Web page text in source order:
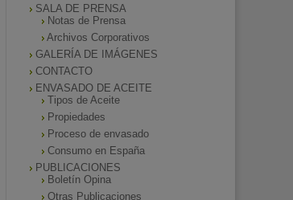
SALA DE PRENSA
Notas de Prensa
Archivos Corporativos
GALERÍA DE IMÁGENES
CONTACTO
ENVASADO DE ACEITE
Tipos de Aceite
Propiedades
Proceso de envasado
Consumo en España
PUBLICACIONES
Boletín Opina
Otras Publicaciones